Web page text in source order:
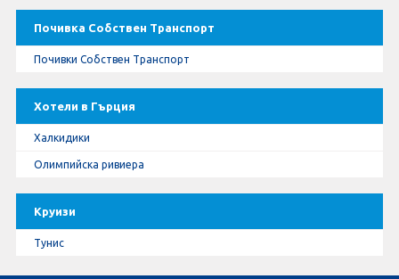
Почивка Собствен Транспорт
Почивки Собствен Транспорт
Хотели в Гърция
Халкидики
Олимпийска ривиера
Круизи
Тунис